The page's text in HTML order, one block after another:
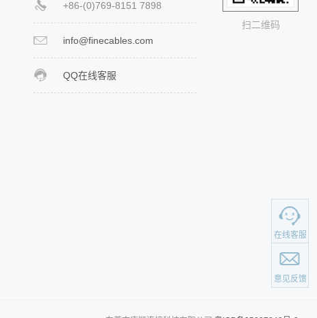
+86-(0)769-8151 7898
info@finecables.com
QQ在线客服
扫二维码
在线客服
意见反馈